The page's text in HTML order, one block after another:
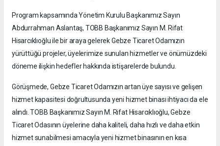
Program kapsamında Yönetim Kurulu Başkanımız Sayın
Abdurrahman Aslantaş, TOBB Başkanımız Sayın M. Rifat
Hisarcıklıoğlu ile bir araya gelerek Gebze Ticaret Odamızın
yürüttüğü projeler, üyelerimize sunulan hizmetler ve önümüzdeki
döneme ilişkin hedefler hakkında istişarelerde bulundu.
Görüşmede, Gebze Ticaret Odamızın artan üye sayısı ve gelişen
hizmet kapasitesi doğrultusunda yeni hizmet binası ihtiyacı da ele
alındı. TOBB Başkanımız Sayın M. Rifat Hisarcıklıoğlu, Gebze
Ticaret Odasının üyelerine daha kaliteli, daha hızlı ve daha etkin
hizmet sunabilmesi amacıyla yeni hizmet binasının en kısa